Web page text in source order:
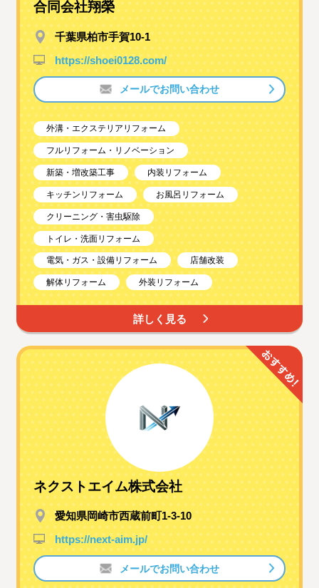
合同会社翔榮
千葉県柏市手賀10-1
https://shoei0128.com/
メールでお問い合わせ
外溝・エクステリアリフォーム
フルリフォーム・リノベーション
新築・増改築工事 内装リフォーム
キッチンリフォーム お風呂リフォーム
クリーニング・害虫駆除
トイレ・洗面リフォーム
電気・ガス・設備リフォーム 店舗改装
解体リフォーム 外装リフォーム
詳しく見る
ネクストエイム株式会社
愛知県岡崎市西蔵前町1-3-10
https://next-aim.jp/
メールでお問い合わせ